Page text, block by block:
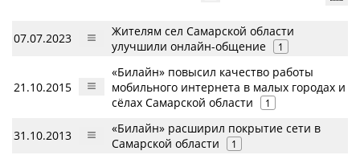
07.07.2023
Жителям сел Самарской области
улучшили онлайн-общение
1
21.10.2015
«Билайн» повысил качество работы
мобильного интернета в малых городах и
сёлах Самарской области
1
31.10.2013
«Билайн» расширил покрытие сети в
Самарской области
1